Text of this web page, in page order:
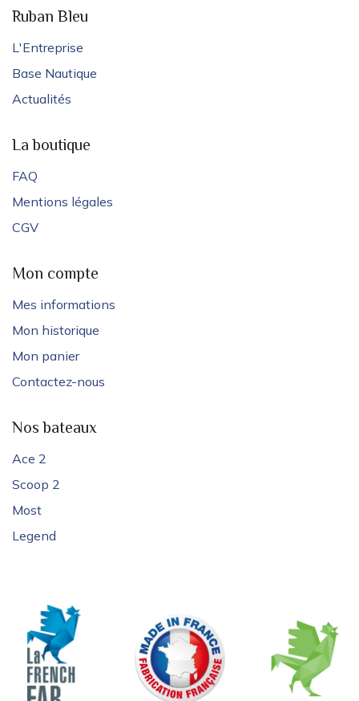
Ruban Bleu
L'Entreprise
Base Nautique
Actualités
La boutique
FAQ
Mentions légales
CGV
Mon compte
Mes informations
Mon historique
Mon panier
Contactez-nous
Nos bateaux
Ace 2
Scoop 2
Most
Legend